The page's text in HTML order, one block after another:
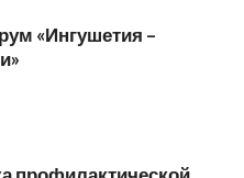
«Ингушетия –